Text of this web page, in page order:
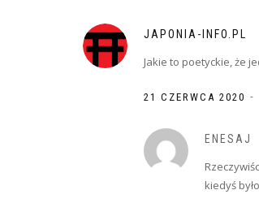
JAPONIA-INFO.PL
Jakie to poetyckie, że
21 CZERWCA 2020 -
ENESAJ
kiedyś